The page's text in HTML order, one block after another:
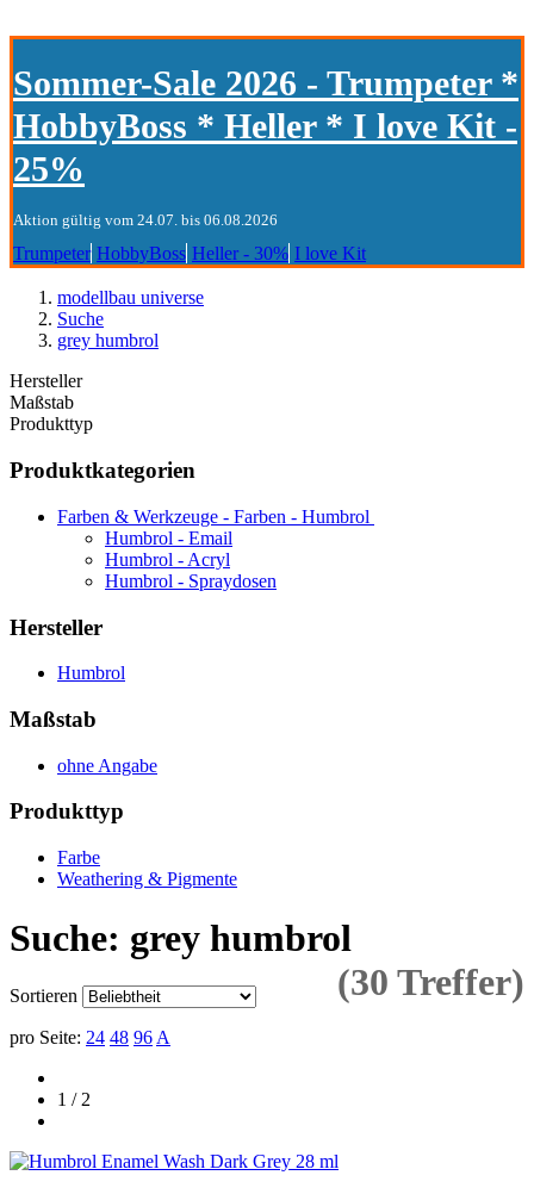
Sommer-Sale 2026 - Trumpeter *
HobbyBoss * Heller * I love Kit -
25%
Aktion gültig vom 24.07. bis 06.08.2026
Trumpeter HobbyBoss Heller - 30% I love Kit
modellbau universe
Suche
grey humbrol
Hersteller
Maßstab
Produkttyp
Produktkategorien
Farben & Werkzeuge - Farben - Humbrol
Humbrol - Email
Humbrol - Acryl
Humbrol - Spraydosen
Hersteller
Humbrol
Maßstab
ohne Angabe
Produkttyp
Farbe
Weathering & Pigmente
Suche: grey humbrol
(30 Treffer)
Sortieren
pro Seite: 24 48 96 A
1 / 2